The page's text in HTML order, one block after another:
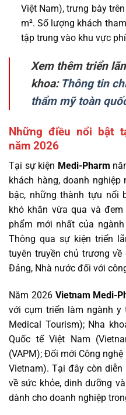
Việt Nam), trưng bày
m². Số lượng khách
tập trung vào khu vực
Xem thêm triển
khoa: Thông tin
thẩm mỹ toàn
Những điều nổi bật
năm 2026
Tại sự kiện Medi-Pharm
khách hàng, doanh
bậc, những thành tựu nổi
khó khăn vừa qua và
phẩm mới nhất của
Thông qua sự kiện triển
tuyên truyền chủ trương
Đảng, Nhà nước đối với
Năm 2026 Vietnam Medi-
với cụm triển làm ngành y
Medical Tourism); Nha
Quốc tế Việt Nam
(VAPM); Đổi mới Công
Vietnam). Tại đây còn
về sức khỏe, dinh dưỡng
dành cho doanh nghiệp